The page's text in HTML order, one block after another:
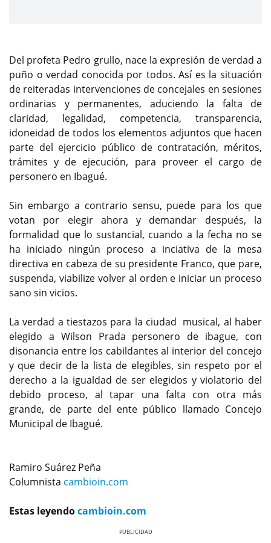
Del profeta Pedro grullo, nace la expresión de verdad a
puño o verdad conocida por todos. Así es la situación
de reiteradas intervenciones de concejales en sesiones
ordinarias y permanentes, aduciendo la falta de
claridad, legalidad, competencia, transparencia,
idoneidad de todos los elementos adjuntos que hacen
parte del ejercicio público de contratación, méritos,
trámites y de ejecución, para proveer el cargo de
personero en Ibagué.
Sin embargo a contrario sensu, puede para los que
votan por elegir ahora y demandar después, la
formalidad que lo sustancial, cuando a la fecha no se
ha iniciado ningún proceso a inciativa de la mesa
directiva en cabeza de su presidente Franco, que pare,
suspenda, viabilize volver al orden e iniciar un proceso
sano sin vicios.
La verdad a tiestazos para la ciudad musical, al haber
elegido a Wilson Prada personero de ibague, con
disonancia entre los cabildantes al interior del concejo
y que decir de la lista de elegibles, sin respeto por el
derecho a la igualdad de ser elegidos y violatorio del
debido proceso, al tapar una falta con otra más
grande, de parte del ente público llamado Concejo
Municipal de Ibagué.
Ramiro Suárez Peña
Columnista cambioin.com
Estas leyendocambioin.com